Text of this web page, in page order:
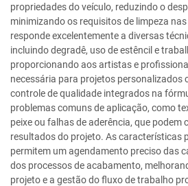
propriedades do veículo, reduzindo o
minimizando os requisitos de limpeza
responde excelentemente a diversas
incluindo degradê, uso de estêncil e
proporcionando aos artistas e
necessária para projetos personalizados
controle de qualidade integrados na
problemas comuns de aplicação, como
peixe ou falhas de aderência, que podem
resultados do projeto. As características
permitem um agendamento preciso das
dos processos de acabamento,
projeto e a gestão do fluxo de trabalho